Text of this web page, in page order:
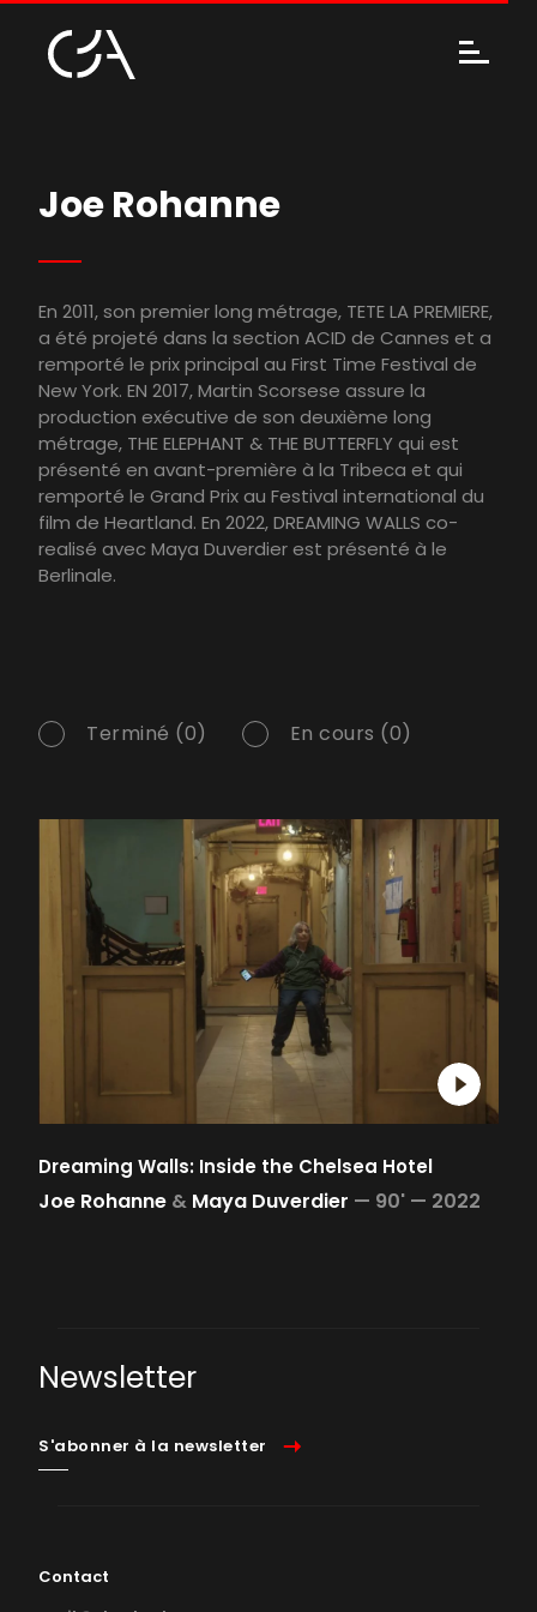
Joe Rohanne
En 2011, son premier long métrage, TETE LA PREMIERE,
a été projeté dans la section ACID de Cannes et a
remporté le prix principal au First Time Festival de
New York. EN 2017, Martin Scorsese assure la
production exécutive de son deuxième long
métrage, THE ELEPHANT & THE BUTTERFLY qui est
présenté en avant-première à la Tribeca et qui
remporté le Grand Prix au Festival international du
film de Heartland. En 2022, DREAMING WALLS co-
realisé avec Maya Duverdier est présenté à le
Berlinale.
Terminé (0) En cours (0)
Dreaming Walls: Inside the Chelsea Hotel
Joe Rohanne & Maya Duverdier — 90' — 2022
Newsletter
S'abonner à la newsletter
Contact